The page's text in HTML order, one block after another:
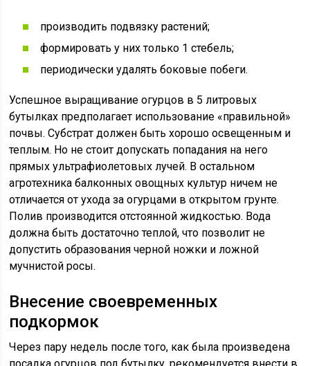
производить подвязку растений;
формировать у них только 1 стебель;
периодически удалять боковые побеги.
Успешное выращивание огурцов в 5 литровых
бутылках предполагает использование «правильной»
почвы. Субстрат должен быть хорошо освещенным и
теплым. Но не стоит допускать попадания на него
прямых ультрафиолетовых лучей. В остальном
агротехника балконных овощных культур ничем не
отличается от ухода за огурцами в открытом грунте.
Полив производится отстоянной жидкостью. Вода
должна быть достаточно теплой, что позволит не
допустить образования черной ножки и ложной
мучнистой росы.
Внесение своевременных
подкормок
Через пару недель после того, как была произведена